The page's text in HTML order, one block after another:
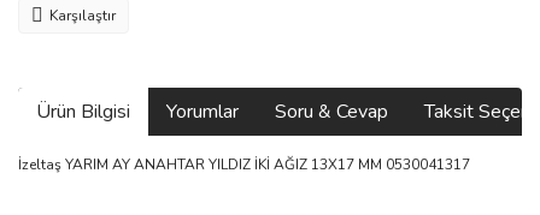
Karşılaştır
Ürün Bilgisi Yorumlar Soru & Cevap Taksit
İzeltaş YARIM AY ANAHTAR YILDIZ İKİ AĞIZ 13X17 MM 0530041317